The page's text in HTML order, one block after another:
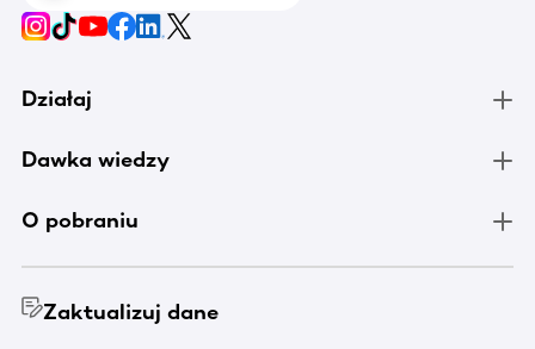
Działaj
Dawka wiedzy
O pobraniu
Zaktualizuj dane